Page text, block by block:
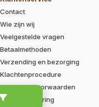
Contact
Wie zijn wij
Veelgestelde vragen
Betaalmethoden
Verzending en bezorging
Klachtenprocedure
Algemene voorwaarden
Privacyverklaring